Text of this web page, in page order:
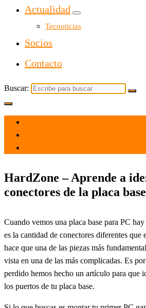
Actualidad
Tecnoticias
Socios
Contacto
Buscar:
HardZone – Aprende a
conectores de la placa
Cuando vemos una placa base para PC
es la cantidad de conectores diferentes que
hace que una de las piezas más
vista en una de las más complicadas. Es
perdido hemos hecho un artículo para que
los puertos de tu placa base.